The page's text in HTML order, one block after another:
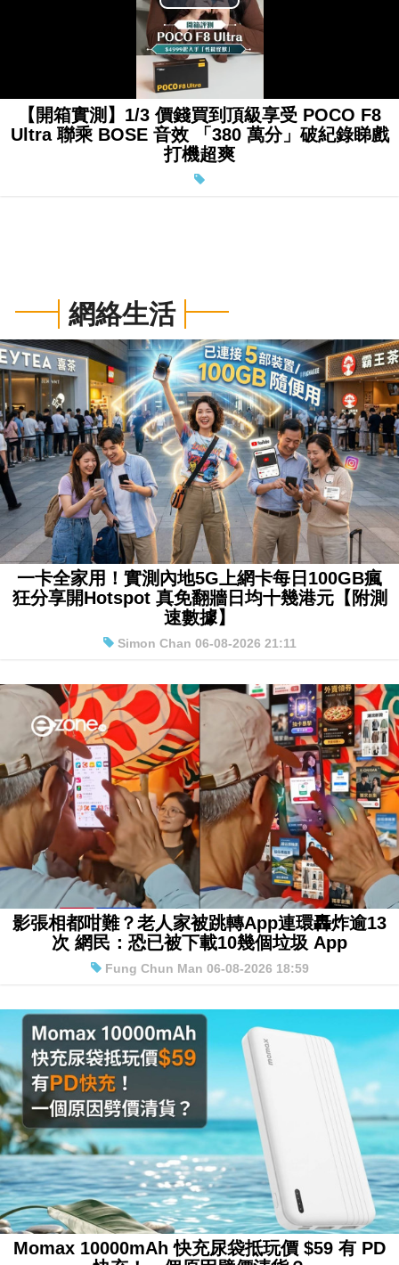
Play
Video
【開箱實測】1/3 價錢買到頂級享受 POCO F8
Ultra 聯乘 BOSE 音效 「380 萬分」破紀錄睇戲
打機超爽
網絡生活
一卡全家用！實測內地5G上網卡每日100GB瘋
狂分享開Hotspot 真免翻牆日均十幾港元【附測
速數據】
影張相都咁難？老人家被跳轉App連環轟炸逾13
次 網民：恐已被下載10幾個垃圾 App